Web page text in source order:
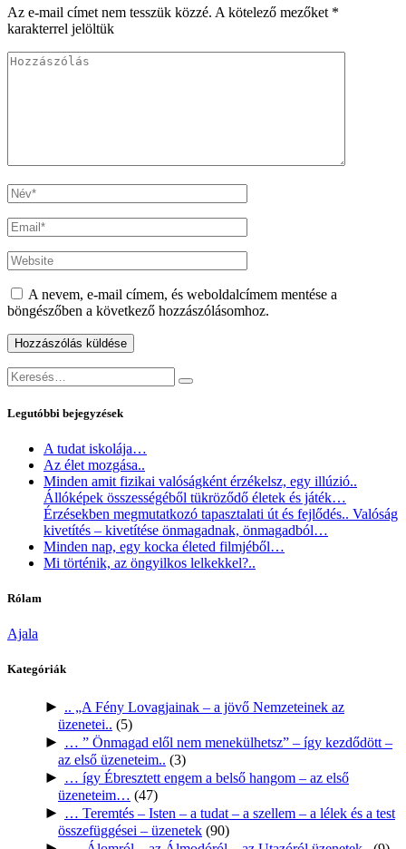
Az e-mail címet nem tesszük közzé. A kötelező mezőket *
karakterrel jelöltük
A nevem, e-mail címem, és weboldalcímem mentése a
böngészőben a következő hozzászólásomhoz.
Keresés:
Keresés
Legutóbbi bejegyzések
A tudat iskolája…
Az élet mozgása..
Minden amit fizikai valóságként érzékelsz, egy illúzió..
Állóképek összességéből tükröződő életek és játék…
Érzésekben megmutatkozó tapasztalati út és fejlődés.. Valóság
kivetítés – kivetítése önmagadnak, önmagadból…
Minden nap, egy kocka életed filmjéből…
Mi történik, az öngyilkos lelkekkel?..
Rólam
Ajala
Kategóriák
► .. „A Fény Lovagjainak – a jövő Nemzeteinek az
üzenetei.. (5)
► … ” Önmagad elől nem menekülhetsz” – így kezdődött –
az első üzeneteim.. (3)
► … így Ébresztett engem a belső hangom – az első
üzeneteim… (47)
► … Teremtés – Isten – a tudat – a szellem – a lélek és a test
összefüggései – üzenetek (90)